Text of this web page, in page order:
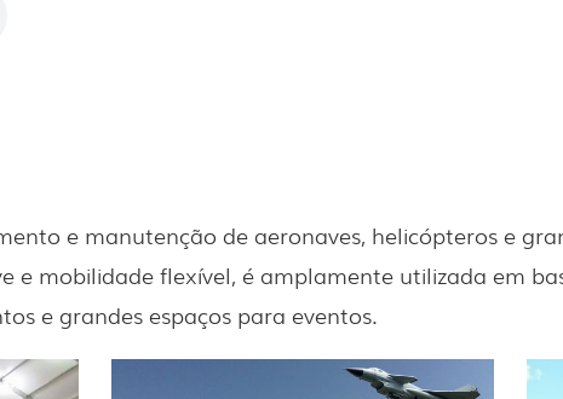
e manutenção de aeronaves, helicópteros e
e mobilidade flexível, é amplamente utilizada em
e grandes espaços para eventos.